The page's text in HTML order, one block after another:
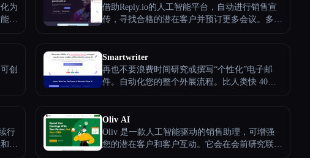
高级套餐。
为
，
最
和
借助Reply.io的人工智能平台，自动进行销售宣
传，寻找合格的潜在客户并预订更多会议。多渠
创
Smartwriter
再也不要浪费时间研究或撰写“个性化”电子邮
件。自动化您的整个外展流程。比人类快 40
行
任
Oliv AI
Oliv 是一款人工智能驱动的销售助理，可增强
您的潜在客户和客户互动。它会在会前研究联系